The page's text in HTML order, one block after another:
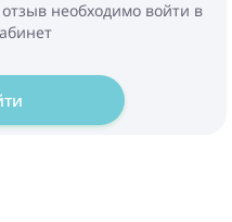
необходимо войти в